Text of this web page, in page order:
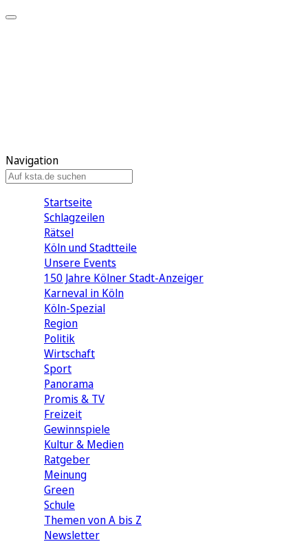
Navigation
Startseite
Schlagzeilen
Rätsel
Köln und Stadtteile
Unsere Events
150 Jahre Kölner Stadt-Anzeiger
Karneval in Köln
Köln-Spezial
Region
Politik
Wirtschaft
Sport
Panorama
Promis & TV
Freizeit
Gewinnspiele
Kultur & Medien
Ratgeber
Meinung
Green
Schule
Themen von A bis Z
Newsletter